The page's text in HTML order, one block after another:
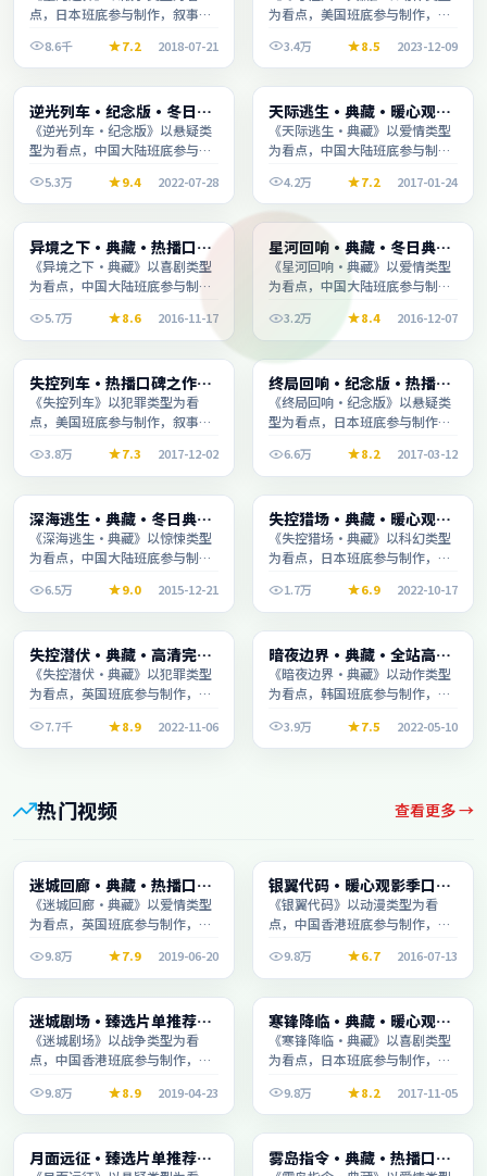
点，日本班底参与制作，叙事完
看。8.6千 7.2 2018-07-21
为看点，美国班底参与制作，叙
段观看。
3.4万 8.5 2023-12-09
综艺 1:30:42
逆光列车·纪念版·冬日典
藏系列温情叙事引人入胜
《逆光列车·纪念版》以悬疑类
型为看点，中国大陆班底参与制
休闲时段观看。
5.3万 9.4 2022-07-28
综艺 2:45:17
天际逃生·典藏·暖心观影
季口碑发酵持续升温
《天际逃生·典藏》以爱情类型
为看点，中国大陆班底参与制
休闲时段观看。
4.2万 7.2 2017-01-24
综艺 1:38:27
异境之下·典藏·热播口碑
之作剧情扎实演技在线
《异境之下·典藏》以喜剧类型
为看点，中国大陆班底参与制
休闲时段观看。
5.7万 8.6 2016-11-17
动漫 1:47:00
星河回响·典藏·冬日典藏
系列温情叙事引人入胜
《星河回响·典藏》以爱情类型
为看点，中国大陆班底参与制
休闲时段观看。
3.2万 8.4 2016-12-07
电影 2:18:33
失控列车·热播口碑之作剧
情扎实演技在线
《失控列车》以犯罪类型为看
点，美国班底参与制作，叙事完
看。3.8万 7.3 2017-12-02
电视剧 2:11:27
终局回响·纪念版·热播口
碑之作剧情扎实演技在线
《终局回响·纪念版》以悬疑类
型为看点，日本班底参与制作，
时段观看。
6.6万 8.2 2017-03-12
综艺 2:21:48
深海逃生·典藏·冬日典藏
系列温情叙事引人入胜
《深海逃生·典藏》以惊悚类型
为看点，中国大陆班底参与制
休闲时段观看。
6.5万 9.0 2015-12-21
综艺 1:47:11
失控猎场·典藏·暖心观影
季口碑发酵持续升温
《失控猎场·典藏》以科幻类型
为看点，日本班底参与制作，叙
段观看。
1.7万 6.9 2022-10-17
综艺 2:29:58
失控潜伏·典藏·高清完整
收录适合周末一口气刷完
《失控潜伏·典藏》以犯罪类型
为看点，英国班底参与制作，叙
段观看。
7.7千 8.9 2022-11-06
电影 2:11:55
暗夜边界·典藏·全站高分
推荐节奏紧凑值得追看
《暗夜边界·典藏》以动作类型
为看点，韩国班底参与制作，叙
段观看。
3.9万 7.5 2022-05-10
热门视频 查看更多 →
电影 1:30:51
迷城回廊·典藏·热播口碑
之作剧情扎实演技在线
《迷城回廊·典藏》以爱情类型
为看点，英国班底参与制作，叙
段观看。
9.8万 7.9 2019-06-20
电影 2:15:47
银翼代码·暖心观影季口碑
发酵持续升温
《银翼代码》以动漫类型为看
点，中国香港班底参与制作，叙
段观看。
9.8万 6.7 2016-07-13
电影 1:56:26
迷城剧场·臻选片单推荐画
质清晰观看流畅
《迷城剧场》以战争类型为看
点，中国香港班底参与制作，叙
段观看。
9.8万 8.9 2019-04-23
综艺 1:33:35
寒锋降临·典藏·暖心观影
季口碑发酵持续升温
《寒锋降临·典藏》以喜剧类型
为看点，日本班底参与制作，叙
段观看。
9.8万 8.2 2017-11-05
电视剧 2:14:20
月面远征·臻选片单推荐画
综艺 2:31:33
雾岛指令·典藏·热播口碑